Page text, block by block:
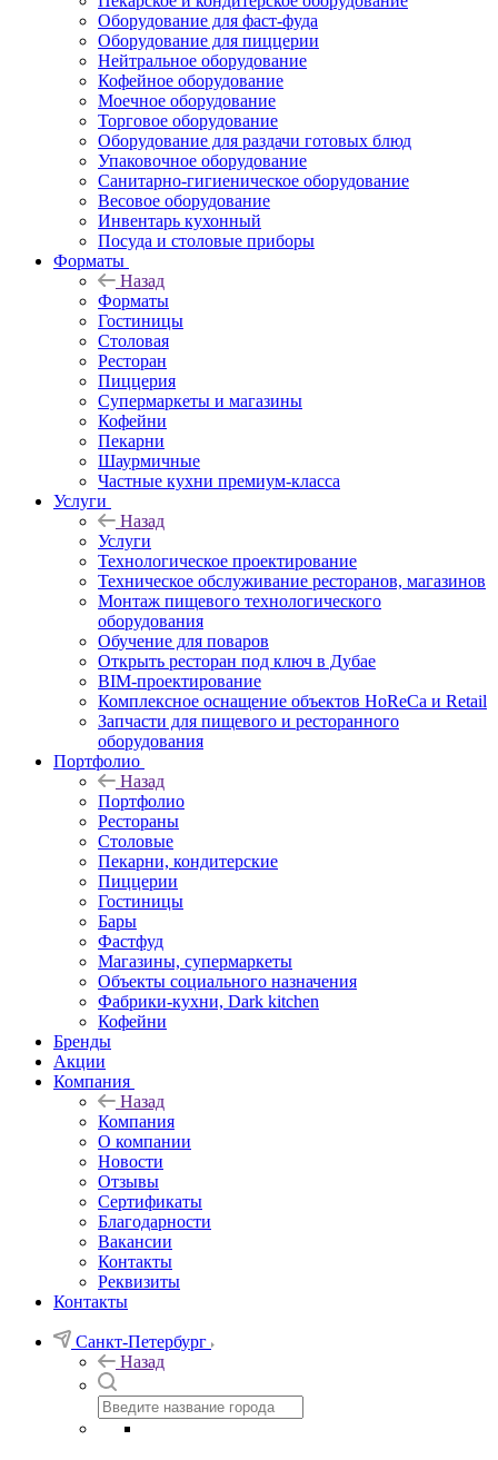
Оборудование для фаст-фуда
Оборудование для пиццерии
Нейтральное оборудование
Кофейное оборудование
Моечное оборудование
Торговое оборудование
Оборудование для раздачи готовых блюд
Упаковочное оборудование
Санитарно-гигиеническое оборудование
Весовое оборудование
Инвентарь кухонный
Посуда и столовые приборы
Форматы
Назад
Форматы
Гостиницы
Столовая
Ресторан
Пиццерия
Супермаркеты и магазины
Кофейни
Пекарни
Шаурмичные
Частные кухни премиум-класса
Услуги
Назад
Услуги
Технологическое проектирование
Техническое обслуживание ресторанов, магазинов
Монтаж пищевого технологического
оборудования
Обучение для поваров
Открыть ресторан под ключ в Дубае
BIM-проектирование
Комплексное оснащение объектов HoReCa и Retail
Запчасти для пищевого и ресторанного
оборудования
Портфолио
Назад
Портфолио
Рестораны
Столовые
Пекарни, кондитерские
Пиццерии
Гостиницы
Бары
Фастфуд
Магазины, супермаркеты
Объекты социального назначения
Фабрики-кухни, Dark kitchen
Кофейни
Бренды
Акции
Компания
Назад
Компания
О компании
Новости
Отзывы
Сертификаты
Благодарности
Вакансии
Контакты
Реквизиты
Контакты
Санкт-Петербург
Назад